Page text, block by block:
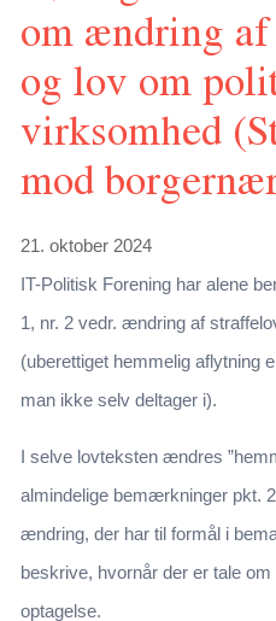
om ændring
og lov om
virksomhed
mod
21. oktober 2024
IT-Politisk Forening har alene
1, nr. 2 vedr. ændring af
(uberettiget hemmelig aflytning
man ikke selv deltager i).
I selve lovteksten ændres
almindelige bemærkninger pkt.
ændring, der har til formål i
beskrive, hvornår der er tale
optagelse.